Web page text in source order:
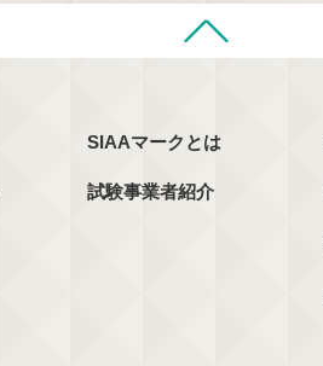
SIAAマークとは
試験事業者紹介